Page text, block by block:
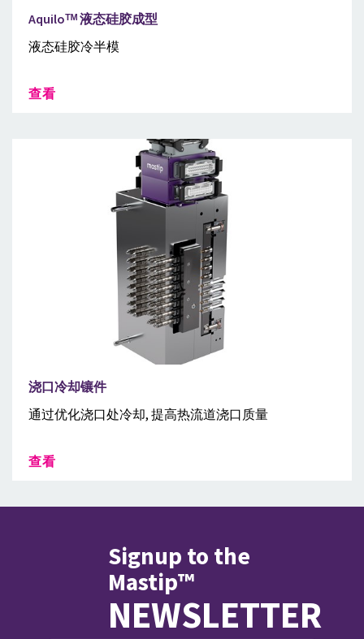
Aquiloᵀᴹ 液态硅胶成型
液态硅胶冷半模
查看
浇口冷却镶件
通过优化浇口处冷却, 提高热流道浇口质量
查看
Signup to the
Mastip™
NEWSLETTER